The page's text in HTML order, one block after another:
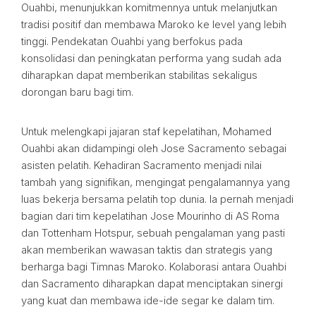
Ouahbi, menunjukkan komitmennya untuk melanjutkan
tradisi positif dan membawa Maroko ke level yang lebih
tinggi. Pendekatan Ouahbi yang berfokus pada
konsolidasi dan peningkatan performa yang sudah ada
diharapkan dapat memberikan stabilitas sekaligus
dorongan baru bagi tim.
Untuk melengkapi jajaran staf kepelatihan, Mohamed
Ouahbi akan didampingi oleh Jose Sacramento sebagai
asisten pelatih. Kehadiran Sacramento menjadi nilai
tambah yang signifikan, mengingat pengalamannya yang
luas bekerja bersama pelatih top dunia. Ia pernah menjadi
bagian dari tim kepelatihan Jose Mourinho di AS Roma
dan Tottenham Hotspur, sebuah pengalaman yang pasti
akan memberikan wawasan taktis dan strategis yang
berharga bagi Timnas Maroko. Kolaborasi antara Ouahbi
dan Sacramento diharapkan dapat menciptakan sinergi
yang kuat dan membawa ide-ide segar ke dalam tim.